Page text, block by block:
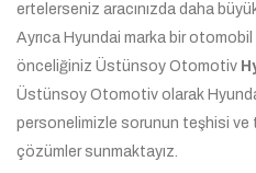
ertelerseniz aracınızda daha
Ayrıca Hyundai marka bir otomobil
önceliğiniz Üstünsoy Otomotiv
Üstünsoy Otomotiv olarak
personelimizle sorunun teşhisi ve
çözümler sunmaktayız.